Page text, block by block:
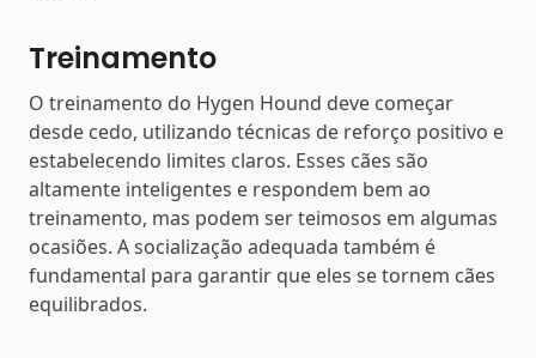
Treinamento
O treinamento do Hygen Hound deve começar
desde cedo, utilizando técnicas de reforço positivo e
estabelecendo limites claros. Esses cães são
altamente inteligentes e respondem bem ao
treinamento, mas podem ser teimosos em algumas
ocasiões. A socialização adequada também é
fundamental para garantir que eles se tornem cães
equilibrados.